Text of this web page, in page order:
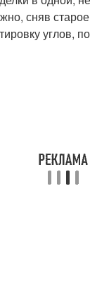
сняв
углов,